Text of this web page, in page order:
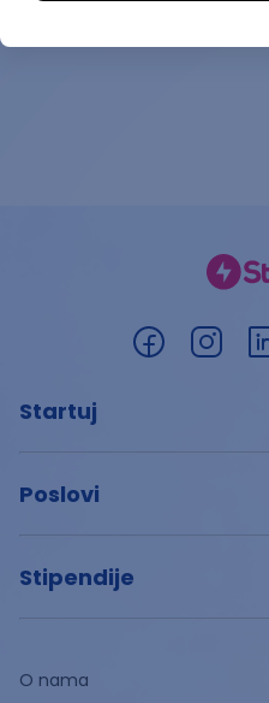
Startuj
Poslovi
Stipendije
O nama